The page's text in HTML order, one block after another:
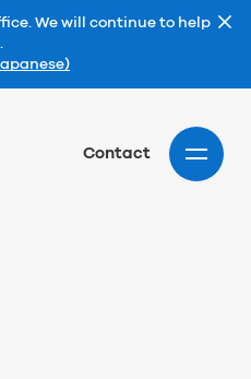
We will continue to help
Contact